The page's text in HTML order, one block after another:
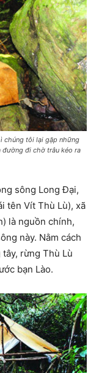
chúng tôi lại gặp những
đường đi chờ trâu kéo ra
sông Long Đại,
tên Vít Thù Lù), xã
là nguồn chính,
này. Nằm cách
rừng Thù Lù
bạn Lào.